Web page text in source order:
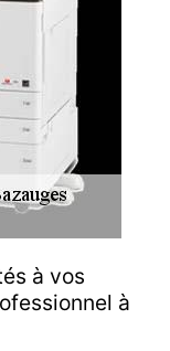
à vos
à